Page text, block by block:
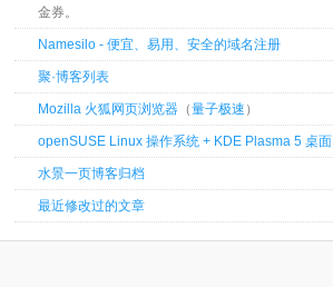
金券。
Namesilo - 便宜、易用、安全的域名注册
聚·博客列表
Mozilla 火狐网页浏览器 （量子极速 ）
openSUSE Linux 操作系统 + KDE Plasma 5 桌面
水景一页博客归档
最近修改过的文章